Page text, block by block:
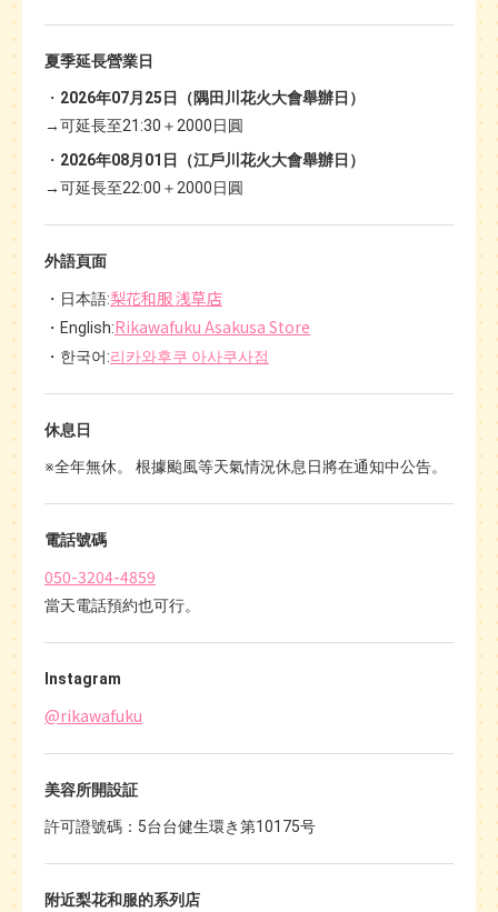
夏季延長營業日
2026年07月25日（隅田川花火大會舉辦日）
→可延長至21:30＋2000日圓
2026年08月01日（江戶川花火大會舉辦日）
→可延長至22:00＋2000日圓
外語頁面
日本語:梨花和服 浅草店
English:Rikawafuku Asakusa Store
한국어:리카와후쿠 아사쿠사점
休息日
※全年無休。 根據颱風等天氣情況休息日將在通知中公告。
電話號碼
050-3204-4859
當天電話預約也可行。
Instagram
@rikawafuku
美容所開設証
許可證號碼：5台台健生環き第10175号
附近梨花和服的系列店